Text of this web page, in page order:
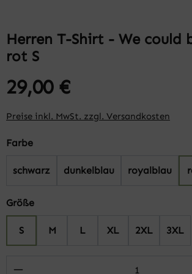
Herren T-Shirt - We could
rot S
29,00 €
Preise inkl. MwSt. zzgl. Versandkosten
Farbeauswählen
schwarz dunkelblau royalblau
Größeauswählen
S M L XL 2XL 3XL
Produkt Anzahl: Gib den